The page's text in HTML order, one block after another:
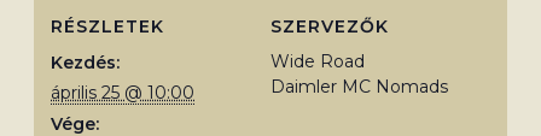
RÉSZLETEK
Kezdés:
április 25 @ 10:00
Vége:
SZERVEZŐK
Wide Road
Daimler MC Nomads